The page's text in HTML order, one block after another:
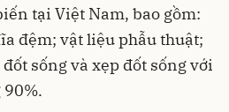
tại Việt Nam, bao gồm:
đệm; vật liệu phẫu thuật;
sống và xẹp đốt sống với